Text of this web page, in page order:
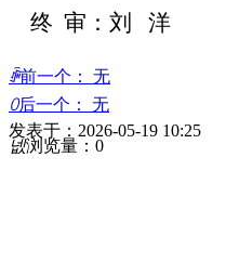
终 审：刘 洋
ꄴ前一个：
无
ꄲ后一个：
无
发表于： 2026-05-19 10:25
넶浏览量： 0